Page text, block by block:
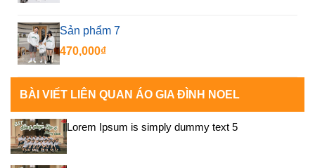
Sản phẩm 7
470,000₫
BÀI VIẾT LIÊN QUAN ÁO GIA ĐÌNH NOEL
Lorem Ipsum is simply dummy text 5